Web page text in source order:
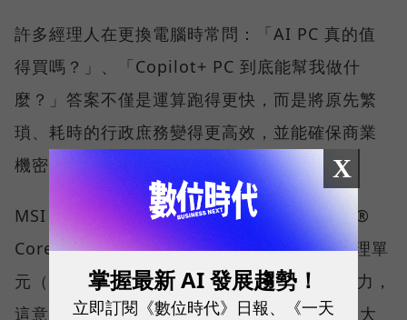
許多經理人在更換電腦時常問：「AI PC 真的值
得買嗎？」、「Copilot+ PC 到底能幫我做什
麼？」答案不僅是運算跑得更快，而是將原先繁
瑣、耗時的行政庶務變得更高效，並能確保商業
機密不外洩。
MSI Prestige 14 Flip AI+ 搭載最新的 Intel®
Core™ Ultra X7 處理器，擁有強大的神經處理單
元（NPU），能提供優異的本地端 AI 運算能力，
這意味著大量運算能透過筆電本身就能執行，大
X
掌握最新 AI 發展趨勢！
立即訂閱《數位時代》日報、《一天